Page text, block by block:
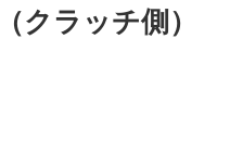
クラッチ側）